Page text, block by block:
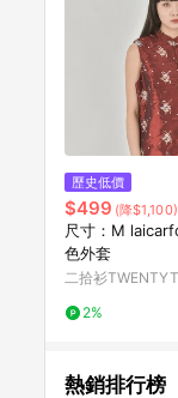
歷史低價
$499 (降$1,100)
尺寸：M
色外套
二拾衫
2%
熱銷排行榜